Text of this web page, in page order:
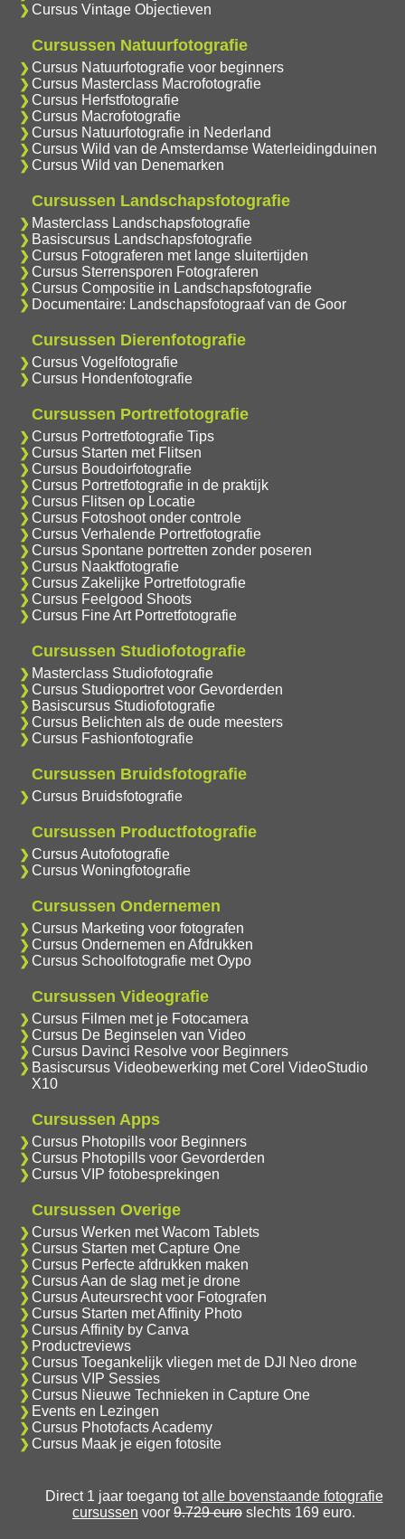
Cursus Vintage Objectieven
Cursussen Natuurfotografie
Cursus Natuurfotografie voor beginners
Cursus Masterclass Macrofotografie
Cursus Herfstfotografie
Cursus Macrofotografie
Cursus Natuurfotografie in Nederland
Cursus Wild van de Amsterdamse Waterleidingduinen
Cursus Wild van Denemarken
Cursussen Landschapsfotografie
Masterclass Landschapsfotografie
Basiscursus Landschapsfotografie
Cursus Fotograferen met lange sluitertijden
Cursus Sterrensporen Fotograferen
Cursus Compositie in Landschapsfotografie
Documentaire: Landschapsfotograaf van de Goor
Cursussen Dierenfotografie
Cursus Vogelfotografie
Cursus Hondenfotografie
Cursussen Portretfotografie
Cursus Portretfotografie Tips
Cursus Starten met Flitsen
Cursus Boudoirfotografie
Cursus Portretfotografie in de praktijk
Cursus Flitsen op Locatie
Cursus Fotoshoot onder controle
Cursus Verhalende Portretfotografie
Cursus Spontane portretten zonder poseren
Cursus Naaktfotografie
Cursus Zakelijke Portretfotografie
Cursus Feelgood Shoots
Cursus Fine Art Portretfotografie
Cursussen Studiofotografie
Masterclass Studiofotografie
Cursus Studioportret voor Gevorderden
Basiscursus Studiofotografie
Cursus Belichten als de oude meesters
Cursus Fashionfotografie
Cursussen Bruidsfotografie
Cursus Bruidsfotografie
Cursussen Productfotografie
Cursus Autofotografie
Cursus Woningfotografie
Cursussen Ondernemen
Cursus Marketing voor fotografen
Cursus Ondernemen en Afdrukken
Cursus Schoolfotografie met Oypo
Cursussen Videografie
Cursus Filmen met je Fotocamera
Cursus De Beginselen van Video
Cursus Davinci Resolve voor Beginners
Basiscursus Videobewerking met Corel VideoStudio
X10
Cursussen Apps
Cursus Photopills voor Beginners
Cursus Photopills voor Gevorderden
Cursus VIP fotobesprekingen
Cursussen Overige
Cursus Werken met Wacom Tablets
Cursus Starten met Capture One
Cursus Perfecte afdrukken maken
Cursus Aan de slag met je drone
Cursus Auteursrecht voor Fotografen
Cursus Starten met Affinity Photo
Cursus Affinity by Canva
Productreviews
Cursus Toegankelijk vliegen met de DJI Neo drone
Cursus VIP Sessies
Cursus Nieuwe Technieken in Capture One
Events en Lezingen
Cursus Photofacts Academy
Cursus Maak je eigen fotosite
Direct 1 jaar toegang totalle bovenstaande fotografie
cursussen voor 9.729 euro slechts 169 euro.